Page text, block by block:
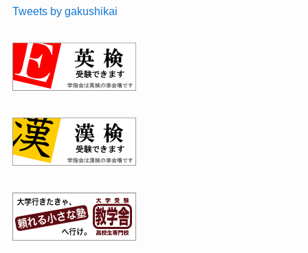
Tweets by gakushikai